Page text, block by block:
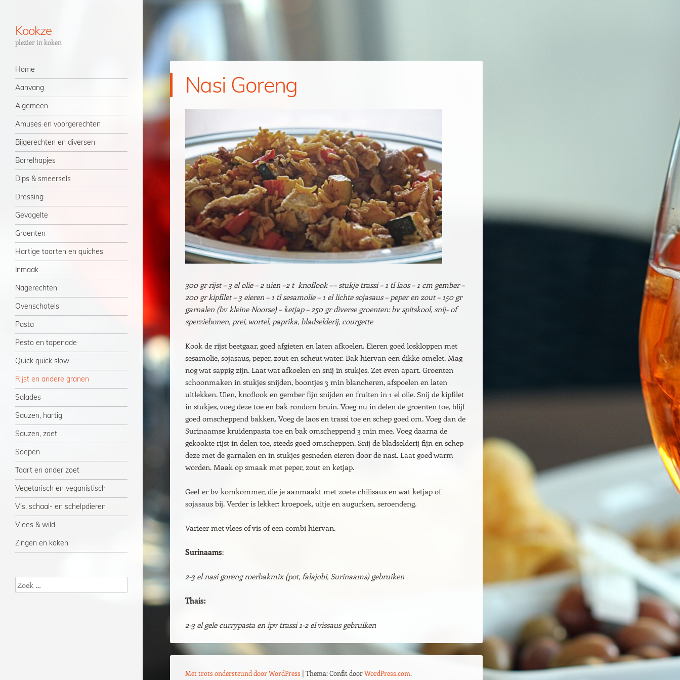
Kookze
plezier in koken
Navigatie
Spring naar inhoud
Home
Aanvang
Algemeen
Amuses en voorgerechten
Bijgerechten en diversen
Borrelhapjes
Dips & smeersels
Dressing
Gevogelte
Groenten
Hartige taarten en quiches
Inmaak
Nagerechten
Ovenschotels
Pasta
Pesto en tapenade
Quick quick slow
Rijst en andere granen
Salades
Sauzen, hartig
Sauzen, zoet
Soepen
Taart en ander zoet
Vegetarisch en veganistisch
Vis, schaal- en schelpdieren
Vlees & wild
Zingen en koken
Nasi Goreng
300 gr rijst – 3 el olie – 2 uien –2 t knoflook –– stukje trassi – 1 tl laos – 1 cm gember –
200 gr kipfilet – 3 eieren – 1 tl sesamolie – 1 el lichte sojasaus – peper en zout – 150 gr
garnalen (bv kleine Noorse) – ketjap – 250 gr diverse groenten: bv spitskool, snij- of
sperziebonen, prei, wortel, paprika, bladselderij, courgette
Kook de rijst beetgaar, goed afgieten en laten afkoelen. Eieren goed loskloppen met
sesamolie, sojasaus, peper, zout en scheut water. Bak hiervan een dikke omelet. Mag
nog wat sappig zijn. Laat wat afkoelen en snij in stukjes. Zet even apart. Groenten
schoonmaken in stukjes snijden, boontjes 3 min blancheren, afspoelen en laten
uitlekken. Uien, knoflook en gember fijn snijden en fruiten in 1 el olie. Snij de kipfilet
in stukjes, voeg deze toe en bak rondom bruin. Voeg nu in delen de groenten toe, blijf
goed omscheppend bakken. Voeg de laos en trassi toe en schep goed om. Voeg dan de
Surinaamse kruidenpasta toe en bak omscheppend 3 min mee. Voeg daarna de
gekookte rijst in delen toe, steeds goed omscheppen. Snij de bladselderij fijn en schep
deze met de garnalen en in stukjes gesneden eieren door de nasi. Laat goed warm
worden. Maak op smaak met peper, zout en ketjap.
Geef er bv komkommer, die je aanmaakt met zoete chilisaus en wat ketjap of
sojasaus bij. Verder is lekker: kroepoek, uitje en augurken, seroendeng.
Varieer met vlees of vis of een combi hiervan.
Surinaams:
2-3 el nasi goreng roerbakmix (pot, falajobi, Surinaams) gebruiken
Thais:
2-3 el gele currypasta en ipv trassi 1-2 el vissaus gebruiken
Zoeken
Met trots ondersteund door WordPress | Thema: Confit doorWordPress.com.